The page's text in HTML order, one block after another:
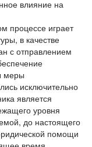
влияние на
процессе играет
в качестве
с отправлением
меры
исключительно
является
уровня
до настоящего
помощи